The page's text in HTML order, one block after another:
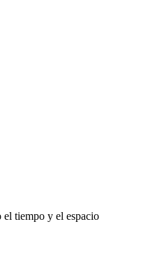
tiempo y el espacio